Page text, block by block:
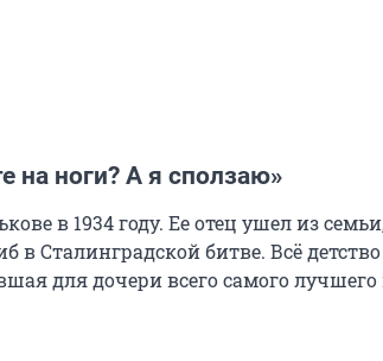
на ноги? А я сползаю»
в 1934 году. Ее отец ушел из
в Сталинградской битве. Всё детство
для дочери всего самого лучшего